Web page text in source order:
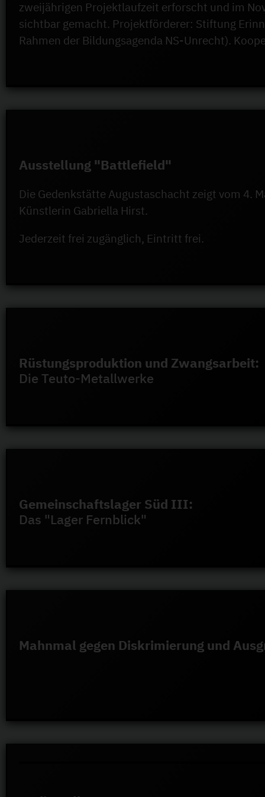
zweijährigen Projektlaufzeit erforscht und im
sichtbar gemacht. Projektförderer: Stiftung
Rahmen der Bildungsagenda NS-Unrecht).
Ausstellung "Battlefield"
Die Gedenkstätte Augustaschacht zeigt vom 4.
Künstlerin Gabriella Hirst.
Jederzeit frei zugänglich, Eintritt frei.
Rüstungsproduktion und Zwangsarbeit:
Die Teuto-Metallwerke
Gemeinschaftslager Süd III:
Das "Lager Fernblick"
Mahnmal gegen Diskrimierung und